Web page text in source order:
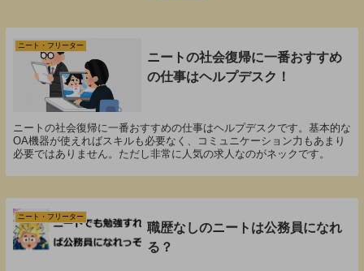
ニート・フリーター
ニートの社会復帰に一番おすすめ
の仕事はヘルプデスク！
ニートの社会復帰に一番おすすめの仕事はヘルプデスクです。基本的な
OA機器が使えればスキルも必要なく、コミュニケーション力もあまり
必要ではありません。ただし非常に人気の求人なのがネックです。
ニート・フリーター
職歴なしのニートは公務員になれ
る？